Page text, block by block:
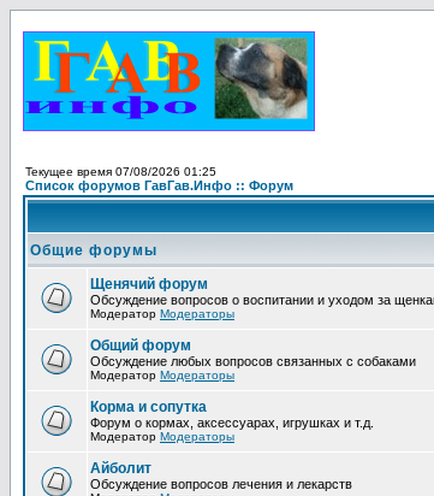
Текущее время 07/08/2026 01:25
Список форумов ГавГав.Инфо :: Форум
Общие форумы
Щенячий форум
Обсуждение вопросов о воспитании и уходом за
Модератор Модераторы
Общий форум
Обсуждение любых вопросов связанных с собаками
Модератор Модераторы
Корма и сопутка
Форум о кормах, аксессуарах, игрушках и т.д.
Модератор Модераторы
Айболит
Обсуждение вопросов лечения и лекарств